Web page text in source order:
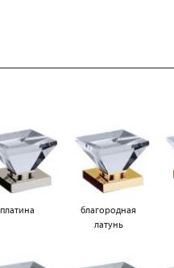
платина
благородная
латунь